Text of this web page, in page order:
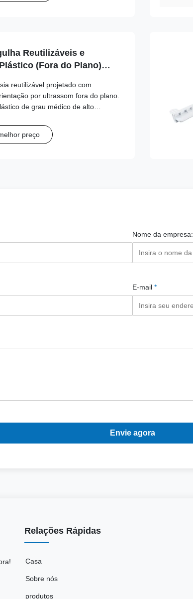
Reutilizáveis e
(Fora do Plano)
GE, Mindray, Philips,
SonoScape, Vinno
reutilizável projetado com
por ultrassom fora do plano.
de grau médico de alto
confiável do caminho da
preço
Nome da empresa:
E-mail *
Envie agora
Relações Rápidas
Casa
Sobre nós
produtos